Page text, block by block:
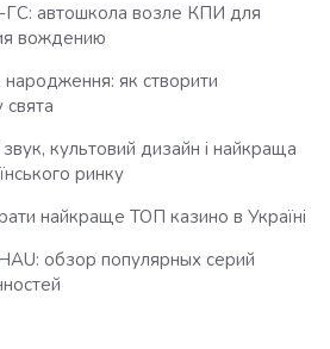
ГС: автошкола возле КПИ для
вождению
як створити
культовий дизайн і найкраща
ринку
найкраще ТОП казино в Україні
обзор популярных серий